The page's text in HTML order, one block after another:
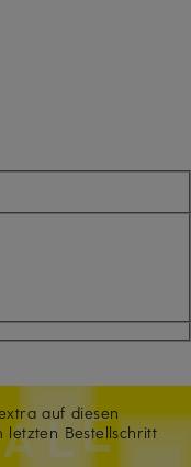
auf diesen
Bestellschritt